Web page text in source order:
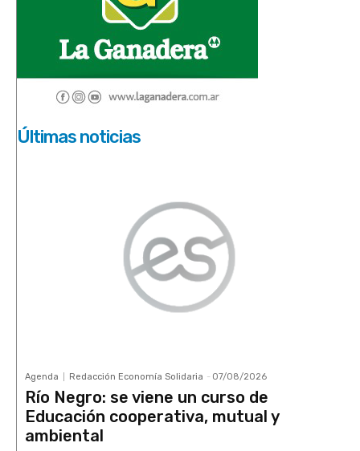
Últimas noticias
Agenda Redacción Economía Solidaria - 07/08/2026
Río Negro: se viene un curso de
Educación cooperativa, mutual y
ambiental